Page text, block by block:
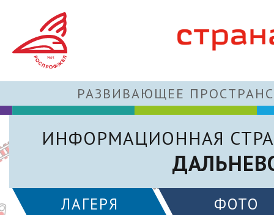
РАЗВИВАЮЩЕЕ
ИНФОРМАЦИОННАЯ
ЛАГЕРЯ ФОТО